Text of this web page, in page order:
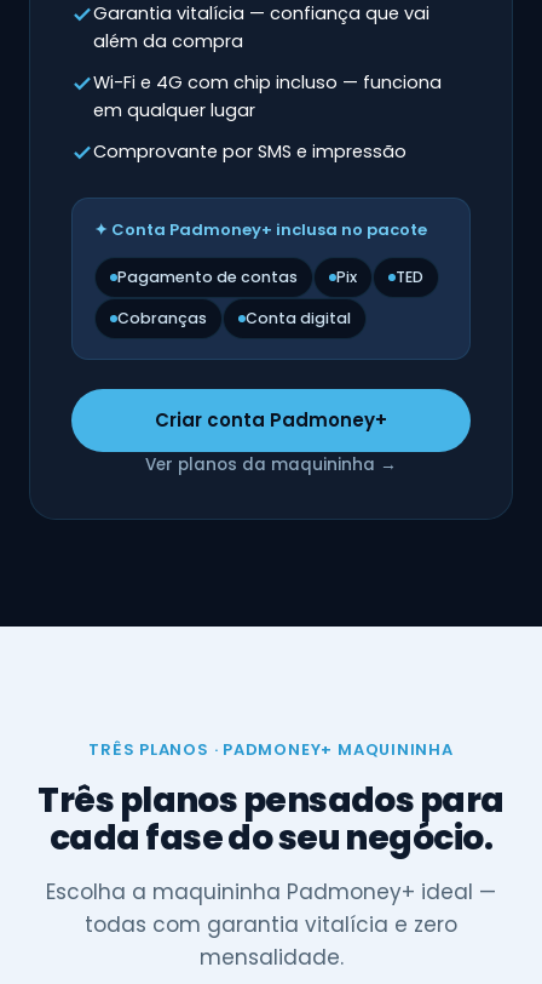
Garantia vitalícia — confiança que vai
além da compra
Wi-Fi e 4G com chip incluso — funciona
em qualquer lugar
Comprovante por SMS e impressão
✦ Conta Padmoney+ inclusa no pacote
Pagamento de contas Pix
TED
Cobranças
Conta digital
Criar conta Padmoney+
Ver planos da maquininha →
TRÊS PLANOS · PADMONEY+ MAQUININHA
Três planos pensados para
cada fase do seu negócio.
Escolha a maquininha Padmoney+ ideal —
todas com garantia vitalícia e zero
mensalidade.